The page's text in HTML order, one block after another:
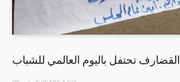
القضارف تحتفل باليوم العالمي للشباب